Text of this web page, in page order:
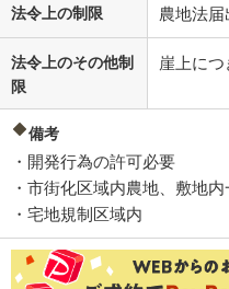
法令上の制限 農地法
法令上のその他制
限
崖上に
備考
・開発行為の許可必要
・市街化区域内農地、敷地
・宅地規制区域内